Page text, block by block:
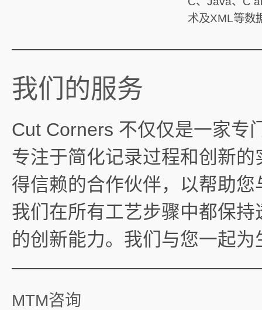
术及XML等数
我们的服务
Cut Corners 不仅仅是一家专
专注于简化记录过程和创新
得信赖的合作伙伴，以帮助
我们在所有工艺步骤中都保
的创新能力。我们与您一起
MTM咨询